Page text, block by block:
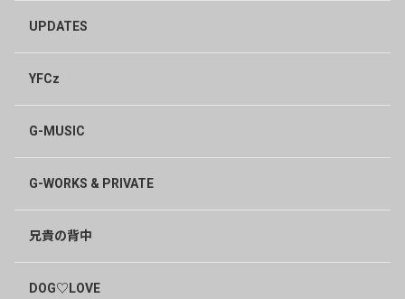
UPDATES
YFCz
G-MUSIC
G-WORKS & PRIVATE
兄貴の背中
DOG♡LOVE